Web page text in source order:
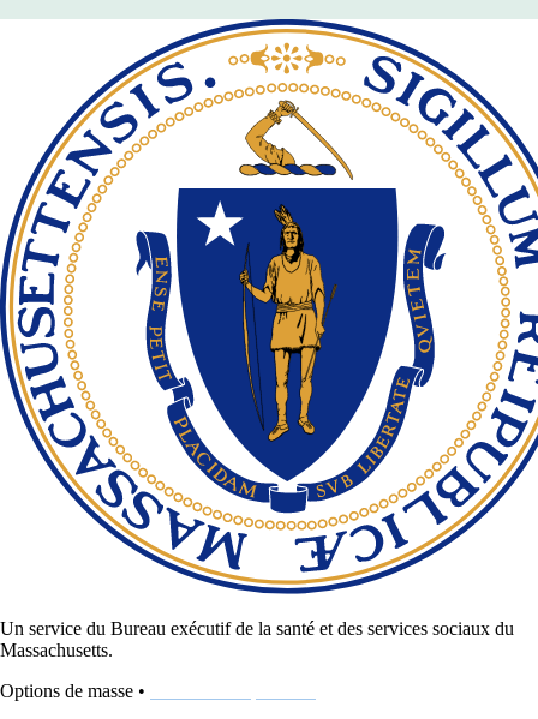
Un service du Bureau exécutif de la santé et des services sociaux du
Massachusetts.
Options de masse •